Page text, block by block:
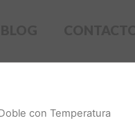
con Temperatura